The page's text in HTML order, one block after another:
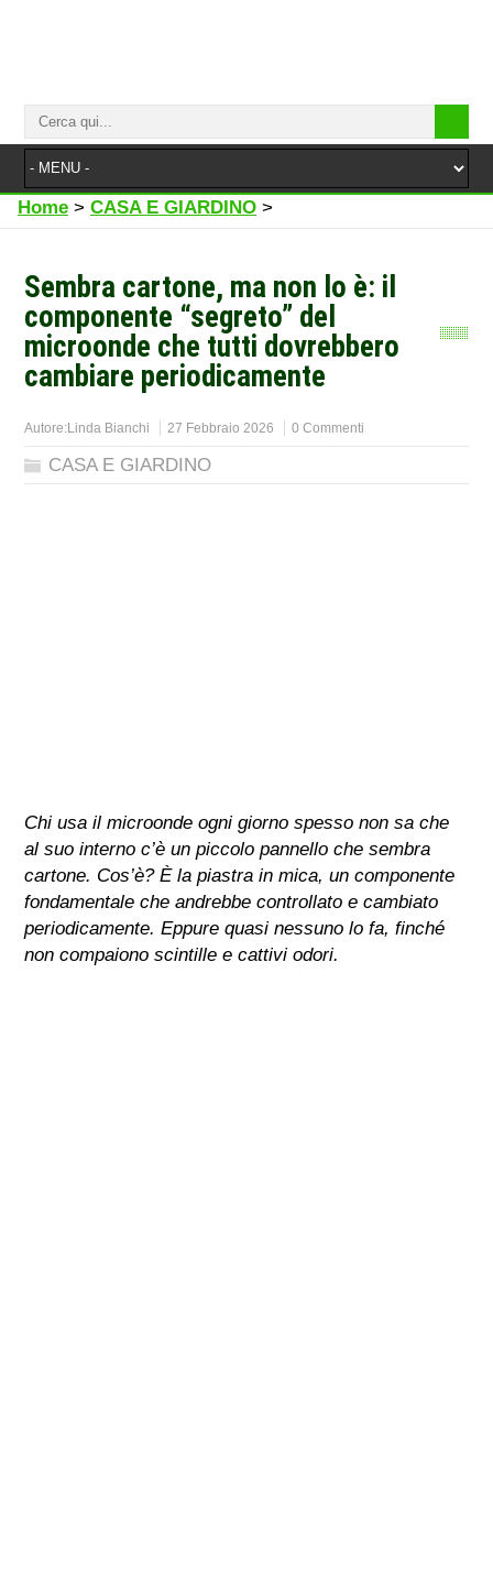
Home > CASA E GIARDINO >
Sembra cartone, ma non lo è: il
componente “segreto” del
microonde che tutti dovrebbero
cambiare periodicamente
Autore:Linda Bianchi 27 Febbraio 2026 0 Commenti
CASA E GIARDINO
Chi usa il microonde ogni giorno spesso non sa che
al suo interno c’è un piccolo pannello che sembra
cartone. Cos’è? È la piastra in mica, un componente
fondamentale che andrebbe controllato e cambiato
periodicamente. Eppure quasi nessuno lo fa, finché
non compaiono scintille e cattivi odori.